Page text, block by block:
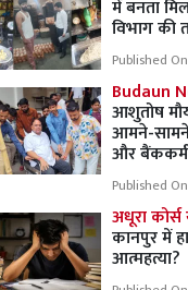
में बनता
विभाग की
Published
Budaun
आशुतोष
आमने-
और
Published
अधूरा कोर्स
कानपुर में
आत्महत्या?